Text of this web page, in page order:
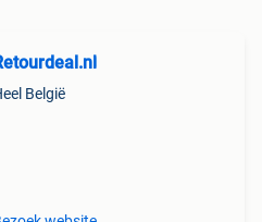
België